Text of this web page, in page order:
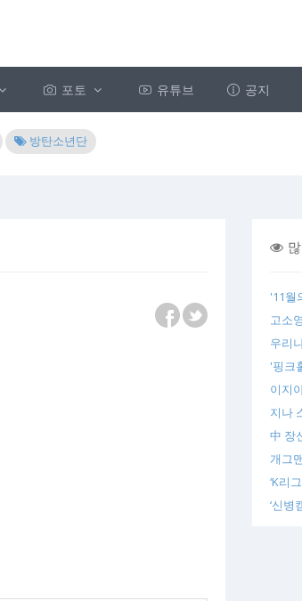
포토 유튜브 공지
방탄소년단
'11월
고소
우리
'핑크
이지
지나
中 장
개그
‘K리
‘신병